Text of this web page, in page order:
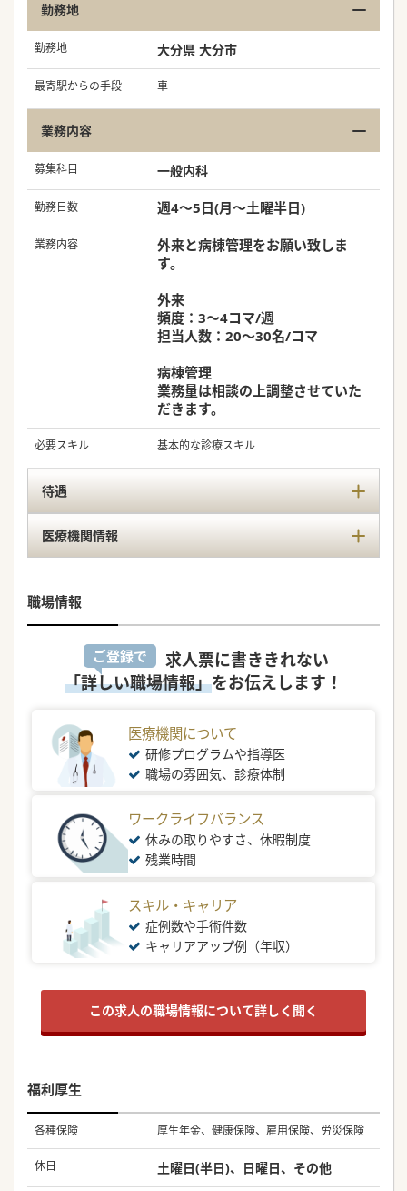
勤務地
勤務地 大分県 大分市
最寄駅からの手段 車
業務内容
募集科目 一般内科
勤務日数 週4～5日(月～土曜半日)
業務内容
外来と病棟管理をお願い致しま
す。
外来
頻度：3～4コマ/週
担当人数：20～30名/コマ
病棟管理
業務量は相談の上調整させていた
だきます。
必要スキル 基本的な診療スキル
待遇
医療機関情報
職場情報
ご登録で
求人票に書ききれない
「詳しい職場情報」をお伝えします！
医療機関について
研修プログラムや指導医
職場の雰囲気、診療体制
ワークライフバランス
休みの取りやすさ、休暇制度
残業時間
スキル・キャリア
症例数や手術件数
キャリアアップ例（年収）
この求人の職場情報について詳しく聞く
福利厚生
各種保険 厚生年金、健康保険、雇用保険、労災保険
休日 土曜日(半日)、日曜日、その他